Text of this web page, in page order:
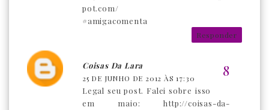
pot.com/
#amigacomenta
Responder
Coisas Da Lara
25 DE JUNHO DE 2012 ÀS 17:30
Legal seu post. Falei sobre isso
em maio: http://coisas-da-